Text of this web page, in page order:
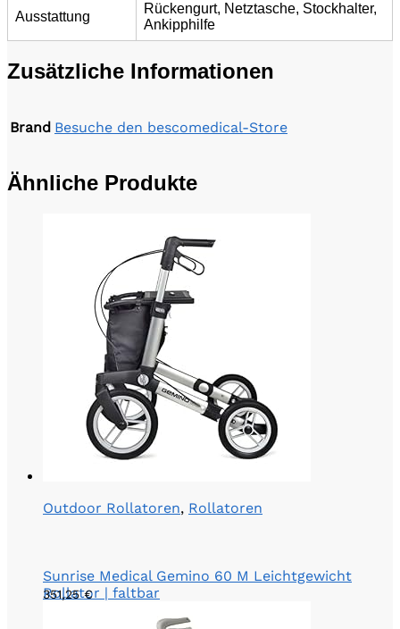
Ausstattung
Rückengurt, Netztasche, Stockhalter,
Ankipphilfe
Zusätzliche Informationen
Brand Besuche den bescomedical-Store
Ähnliche Produkte
Outdoor Rollatoren, Rollatoren
Sunrise Medical Gemino 60 M Leichtgewicht
Rollator | faltbar
351,25€